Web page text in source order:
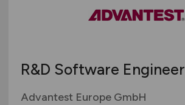
R&D Software Engineer
Advantest Europe GmbH